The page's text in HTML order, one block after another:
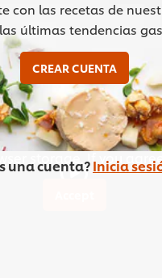
storage. If you
con las recetas de
últimas tendencias
CREAR CUENTA
una cuenta?Inicia